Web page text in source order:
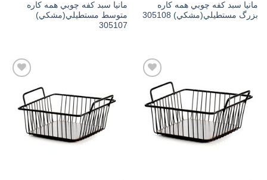
مانیا سبد کفه چوبي همه کاره
بزرگ مستطیلي(مشكي) 305108
مانیا سبد کفه چوبي همه کاره
متوسط مستطیلي(مشكي)
305107
Add to
wishlist
Add to
wishlist